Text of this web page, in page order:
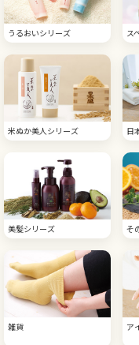
うるおいシリーズ ス
米ぬか美人シリーズ 日
美髪シリーズ そ
雑貨 ア